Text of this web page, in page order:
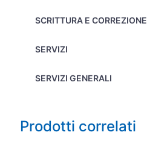
SCRITTURA E CORREZIONE
SERVIZI
SERVIZI GENERALI
Prodotti correlati